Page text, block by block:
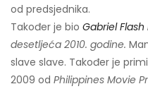
od predsjednika.
Također je bio Gabriel Flash
desetljeća 2010. godine.
slave slave. Također je
2009 od Philippines Movie